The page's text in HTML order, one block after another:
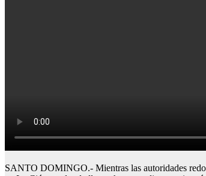
SANTO DOMINGO.- Mientras las autoridades